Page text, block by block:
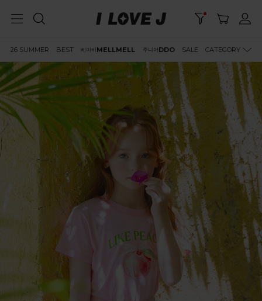
26 SUMMER BEST 베이비MELLMELL 주니어DDO SALE CATEGORY